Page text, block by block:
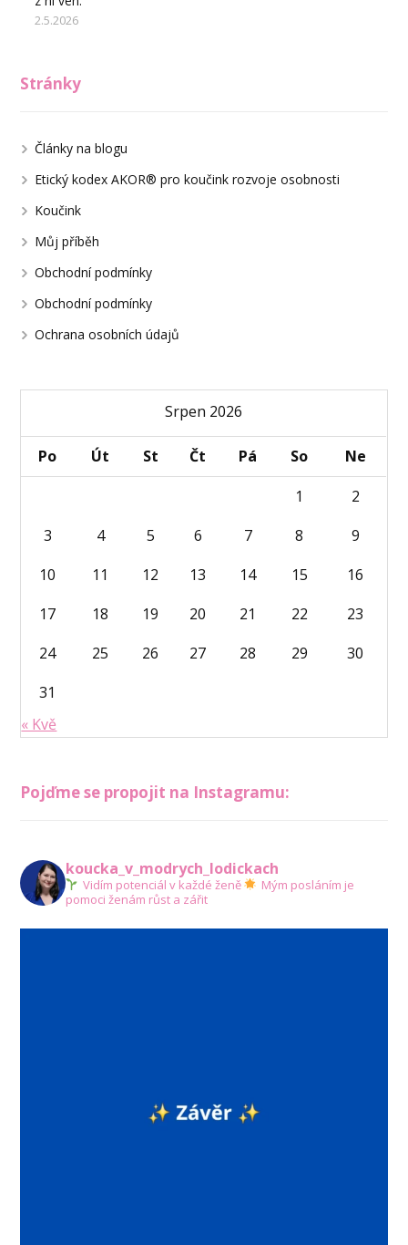
2.5.2026
Stránky
Články na blogu
Etický kodex AKOR® pro koučink rozvoje osobnosti
Koučink
Můj příběh
Obchodní podmínky
Obchodní podmínky
Ochrana osobních údajů
Srpen 2026
Po Út St Čt Pá So
Ne
1
2
3
4 5 6 7 8
9
10
11 12 13 14 15
16
17
18 19 20 21 22
23
24
25 26 27 28 29
30
31
« Kvě
Pojďme se propojit na Instagramu:
koucka_v_modrych_lodickach
Vidím potenciál v každé ženě
Mým posláním je
pomoci ženám růst a zářit